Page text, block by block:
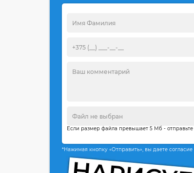
Если размер файла превышает 5 Мб - отправьте
*Нажимая кнопку «Отправить», вы даете